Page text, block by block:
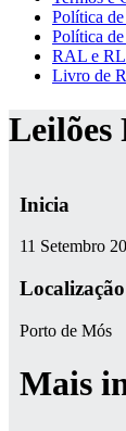
Política
Política
RAL e
Livro de
Leilões
Inicia
11 Setembro
Localização
Porto de Mós
Mais